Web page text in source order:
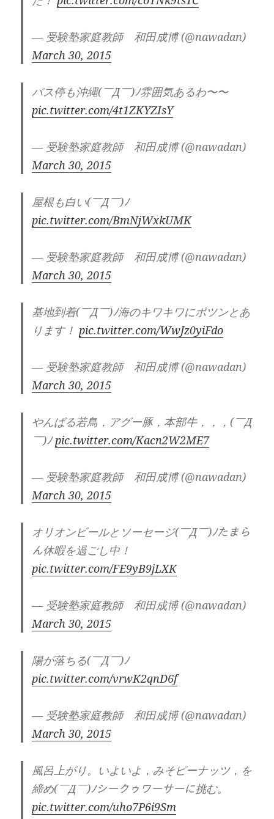
— 受験塾家庭教師 和田成博 (@nawadan)
March 30, 2015
バス停も沖縄(￣Д￣)ﾉ雰囲気あるわ〜〜
pic.twitter.com/4t1ZKYZIsY
— 受験塾家庭教師 和田成博 (@nawadan)
March 30, 2015
屋根も白い(￣Д￣)ﾉ
pic.twitter.com/BmNjWxkUMK
— 受験塾家庭教師 和田成博 (@nawadan)
March 30, 2015
基地到着(￣Д￣)ﾉ海のキワキワにポツンとあ
ります！pic.twitter.com/WwJz0yiFdo
— 受験塾家庭教師 和田成博 (@nawadan)
March 30, 2015
やんばる若鳥，アグー豚，本部牛，，，(￣Д
￣)ﾉpic.twitter.com/Kacn2W2ME7
— 受験塾家庭教師 和田成博 (@nawadan)
March 30, 2015
オリオンビールとソーセージ(￣Д￣)ﾉたまら
ん休暇を過ごし中！
pic.twitter.com/FE9yB9jLXK
— 受験塾家庭教師 和田成博 (@nawadan)
March 30, 2015
陽が落ちる(￣Д￣)ﾉ
pic.twitter.com/vrwK2qnD6f
— 受験塾家庭教師 和田成博 (@nawadan)
March 30, 2015
風呂上がり。いよいよ，みそピーナッツ，を
締め(￣Д￣)ﾉシークゥワーサーに挑む。
pic.twitter.com/uho7P6i9Sm